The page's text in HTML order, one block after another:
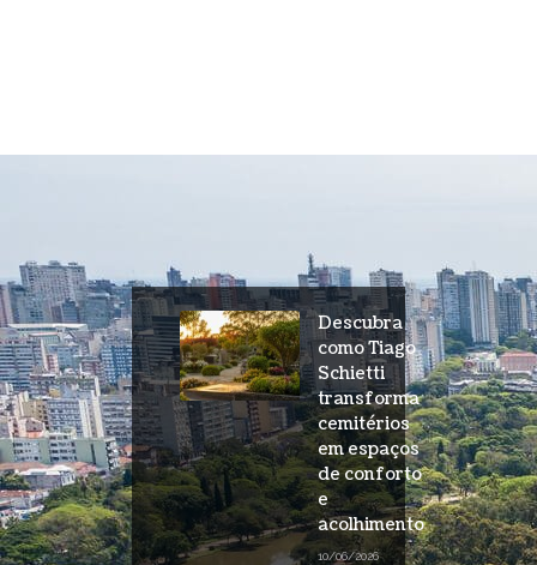
Descubra
como Tiago
Schietti
transforma
cemitérios
em espaços
de conforto
e
acolhimento
10/06/2026